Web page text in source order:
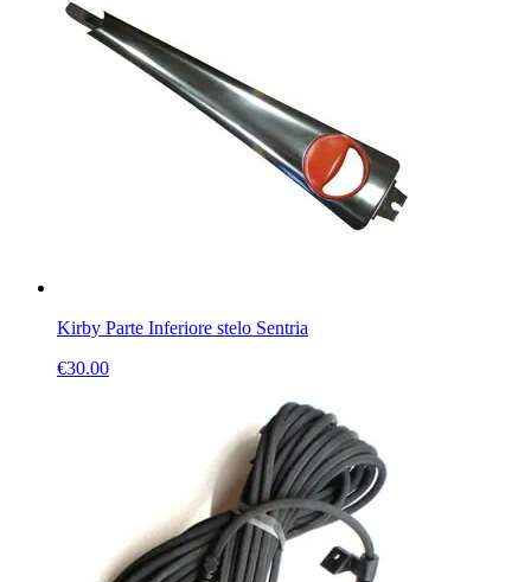
Kirby Parte Inferiore stelo Sentria
€30.00